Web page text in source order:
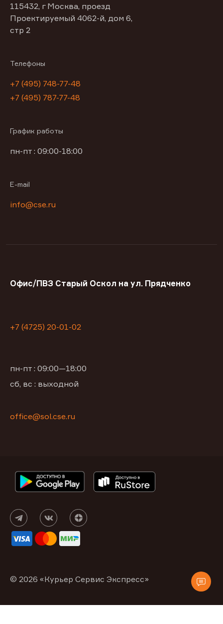
115432, г Москва, проезд
Проектируемый 4062-й, дом 6,
стр 2
Телефоны
+7 (495) 748-77-48
+7 (495) 787-77-48
График работы
пн-пт : 09:00-18:00
E-mail
info@cse.ru
Офис/ПВЗ Старый Оскол на ул. Прядченко
+7 (4725) 20-01-02
пн-пт : 09:00—18:00
сб, вс : выходной
office@sol.cse.ru
© 2026 «Курьер Сервис Экспресс»